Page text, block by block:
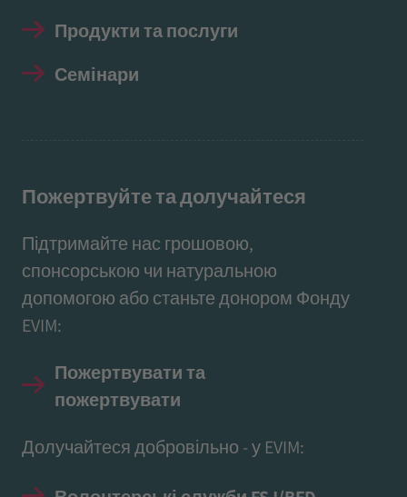
Продукти та послуги
Семінари
Пожертвуйте та долучайтеся
Підтримайте нас грошовою,
спонсорською чи натуральною
допомогою або станьте донором Фонду
EVIM:
Пожертвувати та
пожертвувати
Долучайтеся добровільно - у EVIM: